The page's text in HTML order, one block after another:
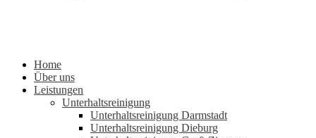
Home
Über uns
Leistungen
Unterhaltsreinigung
Unterhaltsreinigung Darmstadt
Unterhaltsreinigung Dieburg